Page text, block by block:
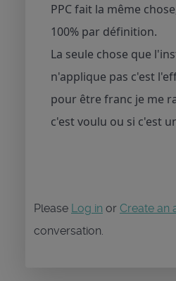
PPC fait la même
100% par définition.
La seule chose que
n'applique pas c'est
pour être franc je me
c'est voulu ou si c'est
Please Log in or Create an
conversation.